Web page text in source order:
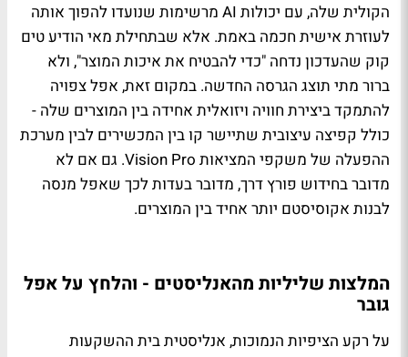
הקולית שלה, עם יכולות AI מרשימות שנועדו להפוך אותה
לעוזרת אישית חכמה באמת. אלא שבתחילת מאי הודיע טים
קוק שהעדכון נדחה "כדי להבטיח את איכות המוצר", ולא
ברור מתי תוצג הגרסה החדשה. במקום זאת, אפל צפויה
להתמקד ביצירת חוויה ויזואלית אחידה בין המוצרים שלה -
כולל קפיצה עיצובית שתיישר קו בין המכשירים לבין מערכת
ההפעלה של משקפי המציאות Vision Pro. גם אם לא
מדובר בחידוש פורץ דרך, מדובר בעדות לכך שאפל מנסה
לבנות אקוסיסטם יותר אחיד בין המוצרים.
המלצות שליליות מהאנליסטים - והלחץ על אפל
גובר
על רקע הציפיות הנמוכות, אנליסטית בית ההשקעות